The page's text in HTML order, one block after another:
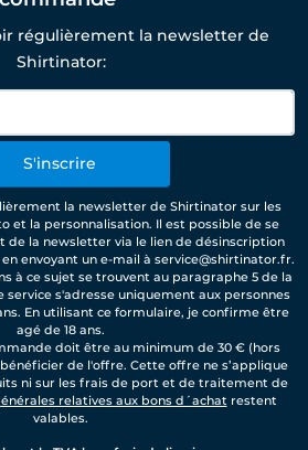
régulièrement la newsletter de
Shirtinator:
S'inscrire
la newsletter de Shirtinator sur les
et la personnalisation. Il est possible de se
de la newsletter via le lien de désinscription
envoyant un e-mail à service@shirtinator.fr.
à ce sujet se trouvent au paragraphe 5 de la
service s'adresse uniquement aux personnes
En utilisant ce formulaire, je confirme être
agé de 18 ans.
doit être au minimum de 30 € (hors
de l'offre. Cette offre ne s’applique
ni sur les frais de port et de traitement de
relatives aux bons d´achatrestent
valables.